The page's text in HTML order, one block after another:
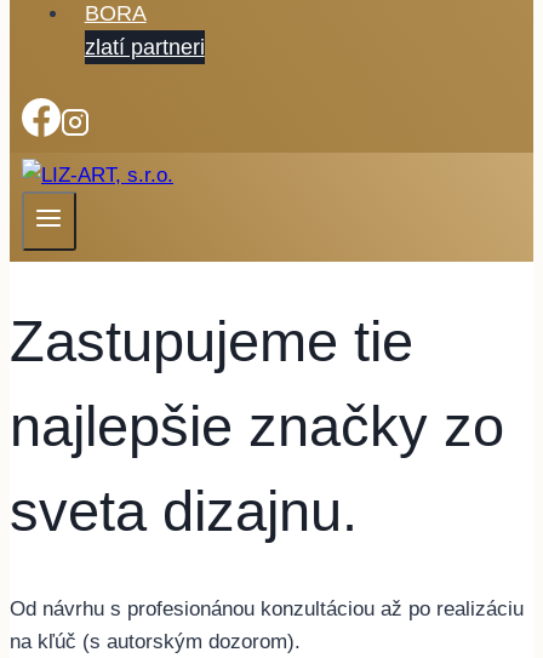
BORA
zlatí partneri
Zastupujeme tie
najlepšie značky zo
sveta dizajnu.
Od návrhu s profesionánou konzultáciou až po realizáciu
na kľúč (s autorským dozorom).